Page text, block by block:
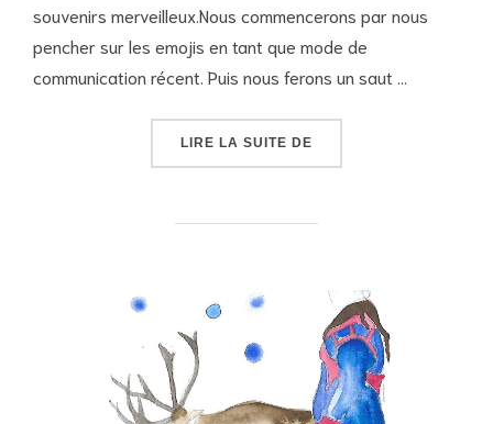
souvenirs merveilleux.Nous commencerons par nous
pencher sur les emojis en tant que mode de
communication récent. Puis nous ferons un saut …
LIRE LA SUITE DE